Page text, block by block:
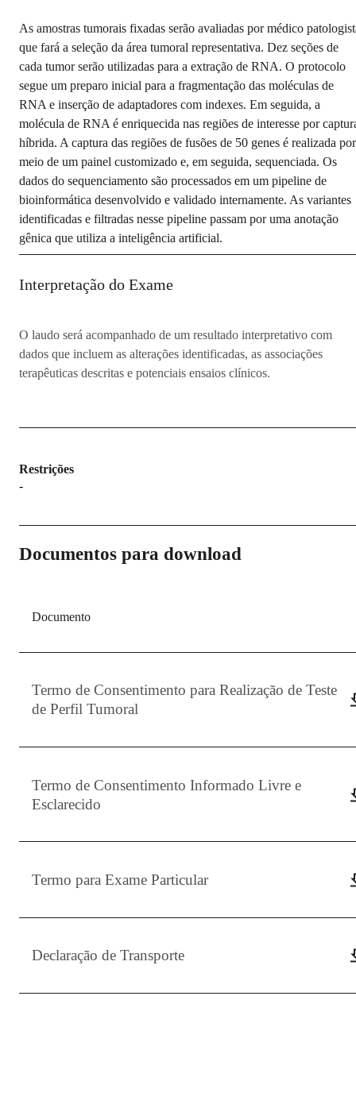
As amostras tumorais fixadas serão avaliadas por médico
que fará a seleção da área tumoral representativa. Dez seções de
cada tumor serão utilizadas para a extração de RNA. O protocolo
segue um preparo inicial para a fragmentação das moléculas de
RNA e inserção de adaptadores com indexes. Em seguida, a
molécula de RNA é enriquecida nas regiões de interesse por
híbrida. A captura das regiões de fusões de 50 genes é realizada por
meio de um painel customizado e, em seguida, sequenciada. Os
dados do sequenciamento são processados em um pipeline de
bioinformática desenvolvido e validado internamente. As variantes
identificadas e filtradas nesse pipeline passam por uma anotação
gênica que utiliza a inteligência artificial.
Interpretação do Exame
O laudo será acompanhado de um resultado interpretativo com
dados que incluem as alterações identificadas, as associações
terapêuticas descritas e potenciais ensaios clínicos.
Restrições
-
Documentos para download
Documento
Termo de Consentimento para Realização de Teste
de Perfil Tumoral
Termo de Consentimento Informado Livre e
Esclarecido
Termo para Exame Particular
Declaração de Transporte